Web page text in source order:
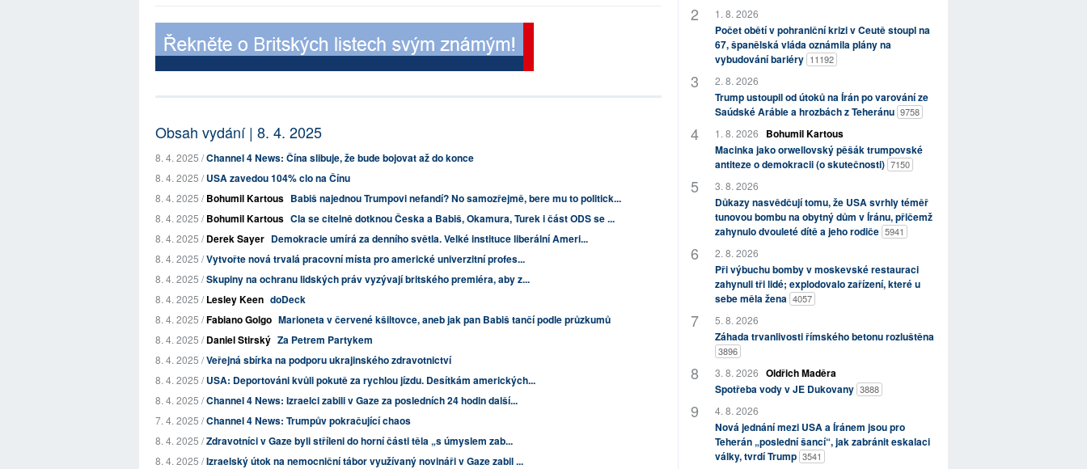
Obsah vydání | 8. 4. 2025
8. 4. 2025 /Channel 4 News: Čína slibuje, že bude bojovat až do konce
8. 4. 2025 /USA zavedou 104% clo na Čínu
8. 4. 2025 /Bohumil Kartous Babiš najednou Trumpovi nefandí? No samozřejmě, bere mu to politick...
8. 4. 2025 /Bohumil Kartous Cla se citelně dotknou Česka a Babiš, Okamura, Turek i část ODS se ...
8. 4. 2025 /Derek Sayer Demokracie umírá za denního světla. Velké instituce liberální Ameri...
8. 4. 2025 /Vytvořte nová trvalá pracovní místa pro americké univerzitní profes...
8. 4. 2025 /Skupiny na ochranu lidských práv vyzývají britského premiéra, aby z...
8. 4. 2025 /Lesley Keen doDeck
8. 4. 2025 /Fabiano Golgo Marioneta v červené kšiltovce, aneb jak pan Babiš tančí podle průzkumů
8. 4. 2025 /Daniel Stirský Za Petrem Partykem
8. 4. 2025 /Veřejná sbírka na podporu ukrajinského zdravotnictví
8. 4. 2025 /USA: Deportováni kvůli pokutě za rychlou jízdu. Desítkám amerických...
8. 4. 2025 /Channel 4 News: Izraelci zabili v Gaze za posledních 24 hodin další...
7. 4. 2025 /Channel 4 News: Trumpův pokračující chaos
8. 4. 2025 /Zdravotníci v Gaze byli stříleni do horní části těla „s úmyslem zab...
8. 4. 2025 /Izraelský útok na nemocniční tábor využívaný novináři v Gaze zabil ...
1. 8. 2026
Počet obětí v pohraniční krizi v Ceutě stoupl na
67, španělská vláda oznámila plány na
vybudování bariéry 11192
2. 8. 2026
Trump ustoupil od útoků na Írán po varování ze
Saúdské Arábie a hrozbách z Teheránu 9758
1. 8. 2026
Bohumil Kartous
Macinka jako orwellovský pěšák trumpovské
antiteze o demokracii (o skutečnosti) 7150
3. 8. 2026
Důkazy nasvědčují tomu, že USA svrhly téměř
tunovou bombu na obytný dům v Íránu, přičemž
zahynulo dvouleté dítě a jeho rodiče 5941
2. 8. 2026
Při výbuchu bomby v moskevské restauraci
zahynuli tři lidé; explodovalo zařízení, které u
sebe měla žena 4057
5. 8. 2026
Záhada trvanlivosti římského betonu rozluštěna
3896
3. 8. 2026 Oldřich Maděra
Spotřeba vody v JE Dukovany 3888
4. 8. 2026
Nová jednání mezi USA a Íránem jsou pro
Teherán „poslední šancí“, jak zabránit eskalaci
války, tvrdí Trump 3541